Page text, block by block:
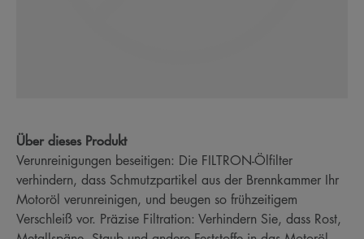
Über dieses Produkt
Verunreinigungen beseitigen: Die FILTRON-Ölfilter
verhindern, dass Schmutzpartikel aus der Brennkammer Ihr
Motoröl verunreinigen, und beugen so frühzeitigem
Verschleiß vor. Präzise Filtration: Verhindern Sie, dass Rost,